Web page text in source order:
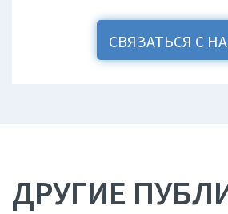
СВЯЗАТЬСЯ С
ДРУГИЕ